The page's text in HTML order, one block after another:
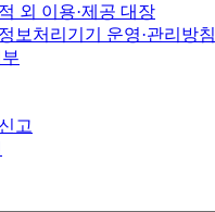
외 이용·제공 대장
보처리기기 운영·관리방침
고